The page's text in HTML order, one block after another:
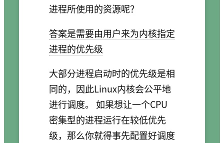
进程所使用的资源呢？
答案是需要由用户来为内核指定
进程的优先级
大部分进程启动时的优先级是相
同的，因此Linux内核会公平地
进行调度。 如果想让一个CPU
密集型的进程运行在较低优先
级，那么你就得事先配置好调度